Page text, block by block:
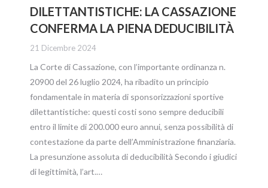
DILETTANTISTICHE: LA CASSAZIONE
CONFERMA LA PIENA DEDUCIBILITÀ
21 Dicembre 2024
La Corte di Cassazione, con l’importante ordinanza n.
20900 del 26 luglio 2024, ha ribadito un principio
fondamentale in materia di sponsorizzazioni sportive
dilettantistiche: questi costi sono sempre deducibili
entro il limite di 200.000 euro annui, senza possibilità di
contestazione da parte dell’Amministrazione finanziaria.
La presunzione assoluta di deducibilità Secondo i giudici
di legittimità, l’art.…